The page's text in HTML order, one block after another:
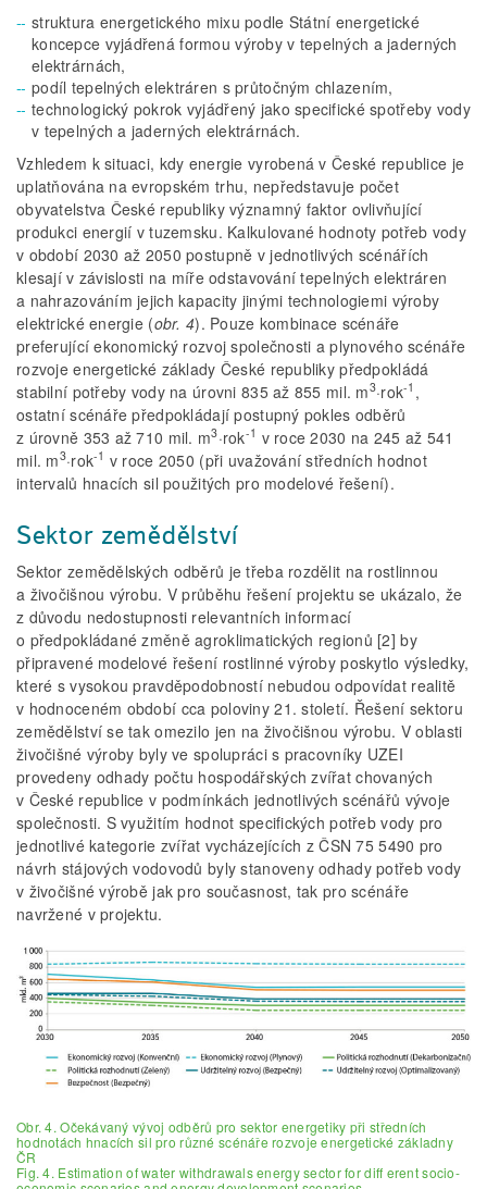
struktura energetického mixu podle Státní energetické
koncepce vyjádřená formou výroby v tepelných a jaderných
elektrárnách,
podíl tepelných elektráren s průtočným chlazením,
technologický pokrok vyjádřený jako specifické spotřeby vody
v tepelných a jaderných elektrárnách.
Vzhledem k situaci, kdy energie vyrobená v České republice je
uplatňována na evropském trhu, nepředstavuje počet
obyvatelstva České republiky významný faktor ovlivňující
produkci energií v tuzemsku. Kalkulované hodnoty potřeb vody
v období 2030 až 2050 postupně v jednotlivých scénářích
klesají v závislosti na míře odstavování tepelných elektráren
a nahrazováním jejich kapacity jinými technologiemi výroby
elektrické energie (obr. 4). Pouze kombinace scénáře
preferující ekonomický rozvoj společnosti a plynového scénáře
rozvoje energetické základy České republiky předpokládá
stabilní potřeby vody na úrovni 835 až 855 mil. m3·rok-1 ,
ostatní scénáře předpokládají postupný pokles odběrů
z úrovně 353 až 710 mil. m3·rok-1 v roce 2030 na 245 až 541
mil. m3·rok-1 v roce 2050 (při uvažování středních hodnot
intervalů hnacích sil použitých pro modelové řešení).
Sektor zemědělství
Sektor zemědělských odběrů je třeba rozdělit na rostlinnou
a živočišnou výrobu. V průběhu řešení projektu se ukázalo, že
z důvodu nedostupnosti relevantních informací
o předpokládané změně agroklimatických regionů [2] by
připravené modelové řešení rostlinné výroby poskytlo výsledky,
které s vysokou pravděpodobností nebudou odpovídat realitě
v hodnoceném období cca poloviny 21. století. Řešení sektoru
zemědělství se tak omezilo jen na živočišnou výrobu. V oblasti
živočišné výroby byly ve spolupráci s pracovníky UZEI
provedeny odhady počtu hospodářských zvířat chovaných
v České republice v podmínkách jednotlivých scénářů vývoje
společnosti. S využitím hodnot specifických potřeb vody pro
jednotlivé kategorie zvířat vycházejících z ČSN 75 5490 pro
návrh stájových vodovodů byly stanoveny odhady potřeb vody
v živočišné výrobě jak pro současnost, tak pro scénáře
navržené v projektu.
Obr. 4. Očekávaný vývoj odběrů pro sektor energetiky při středních
hodnotách hnacích sil pro různé scénáře rozvoje energetické základny
ČR
Fig. 4. Estimation of water withdrawals energy sector for diff erent socio-